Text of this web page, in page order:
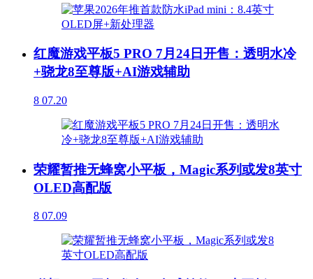
红魔游戏平板5 PRO 7月24日开售：透明水冷
+骁龙8至尊版+AI游戏辅助
8 07.20
荣耀暂推无蜂窝小平板，Magic系列或发8英寸
OLED高配版
8 07.09